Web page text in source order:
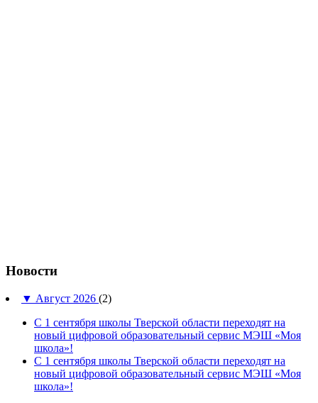
Новости
▼ Август 2026 (2)
С 1 сентября школы Тверской области переходят на
новый цифровой образовательный сервис МЭШ «Моя
школа»!
С 1 сентября школы Тверской области переходят на
новый цифровой образовательный сервис МЭШ «Моя
школа»!